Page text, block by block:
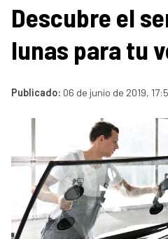
Descubre el
lunas para tu
Publicado: 06 de junio de 2019,